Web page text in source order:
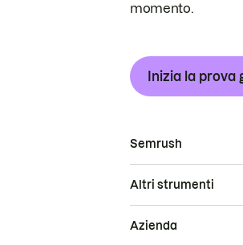
momento.
Inizia la prova
Semrush
Altri strumenti
Azienda